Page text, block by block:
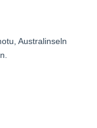
Australinseln